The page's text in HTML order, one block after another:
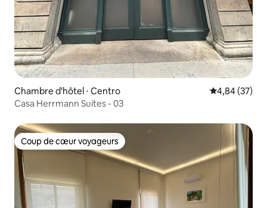
Chambre d'hôtel ⋅ Centro Évaluation
4,84 (37)
Casa Herrmann Suites - 03
Coup de cœur voyageurs
Coup de cœur voyageurs